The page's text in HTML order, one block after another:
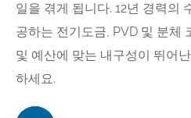
일을 겪게 됩니다. 12년 경력의
공하는 전기도금, PVD 및 분체
및 예산에 맞는 내구성이 뛰어
하세요.